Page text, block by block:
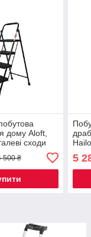
дому Aloft,
сходи
500 ₴ 5